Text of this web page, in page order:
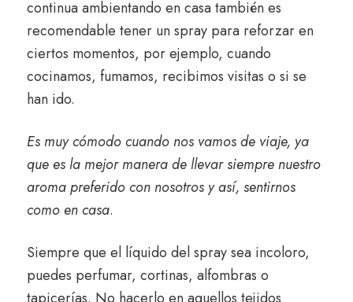
continua ambientando en casa también es
recomendable tener un spray para reforzar en
ciertos momentos, por ejemplo, cuando
cocinamos, fumamos, recibimos visitas o si se
han ido.
Es muy cómodo cuando nos vamos de viaje, ya
que es la mejor manera de llevar siempre nuestro
aroma preferido con nosotros y así, sentirnos
como en casa.
Siempre que el líquido del spray sea incoloro,
puedes perfumar, cortinas, alfombras o